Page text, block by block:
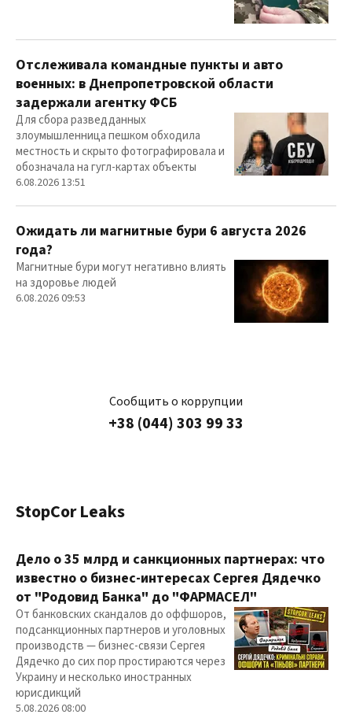
Отслеживала командные пункты и авто
военных: в Днепропетровской области
задержали агентку ФСБ
Для сбора разведданных
злоумышленница пешком обходила
местность и скрыто фотографировала и
обозначала на гугл-картах объекты
6.08.2026 13:51
Ожидать ли магнитные бури 6 августа 2026
года?
Магнитные бури могут негативно влиять
на здоровье людей
6.08.2026 09:53
Сообщить о коррупции
+38 (044) 303 99 33
StopCor Leaks
Дело о 35 млрд и санкционных партнерах: что
известно о бизнес-интересах Сергея Дядечко
от "Родовид Банка" до "ФАРМАСЕЛ"
От банковских скандалов до оффшоров,
подсанкционных партнеров и уголовных
производств — бизнес-связи Сергея
Дядечко до сих пор простираются через
Украину и несколько иностранных
юрисдикций
5.08.2026 08:00